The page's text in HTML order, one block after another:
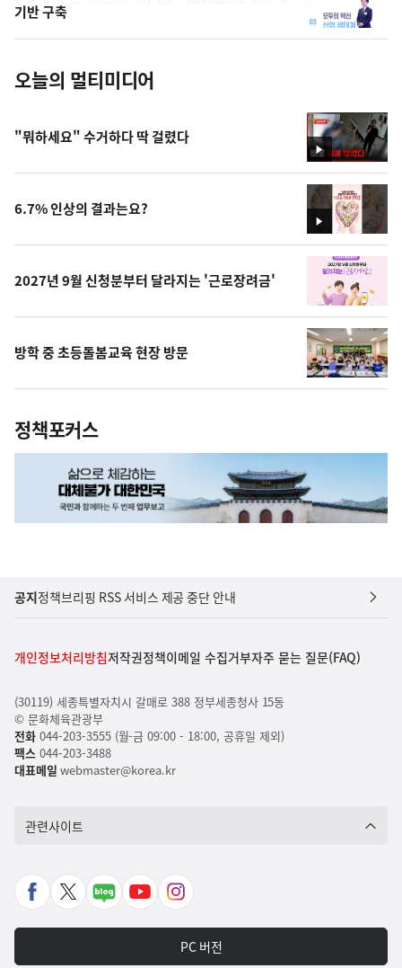
사
진
기반 구축
오늘의 멀티미디어
영
상
"뭐하세요" 수거하다 딱 걸렸다
영
상
6.7% 인상의 결과는요?
2027년 9월 신청분부터 달라지는 '근로장려금'
방학 중 초등돌봄교육 현장 방문
정책포커스
공지정책브리핑 RSS 서비스 제공 중단 안내
개인정보처리방침저작권정책이메일 수집거부자주 묻는 질문(FAQ)
(30119) 세종특별자치시 갈매로 388 정부세종청사 15동
© 문화체육관광부
전화044-203-3555 (월-금 09:00 - 18:00, 공휴일 제외)
팩스044-203-3488
대표메일 webmaster@korea.kr
관련사이트
페
북
X
가
네
포
유
바
인
타
그
PC 버전